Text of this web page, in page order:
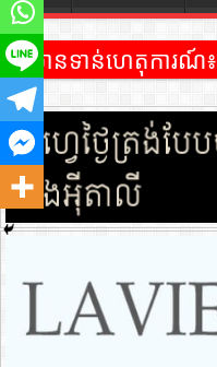
ព័ត៌មានទាន់ហេតុការណ៍៖